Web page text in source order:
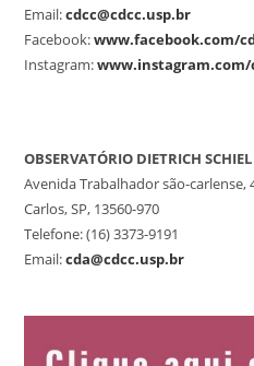
Email:cdcc@cdcc.usp.br
Facebook:www.facebook.com/
Instagram:www.instagram.com/
OBSERVATÓRIO DIETRICH SCHIEL
Avenida Trabalhador são-carlense,
Carlos, SP, 13560-970
Telefone: (16) 3373-9191
Email:cda@cdcc.usp.br